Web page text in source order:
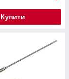
Купити